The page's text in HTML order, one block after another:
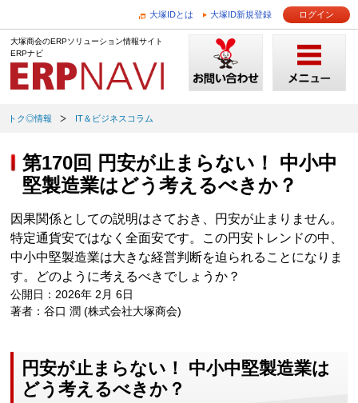
大塚IDとは 大塚ID新規登録 ログイン
大塚商会のERPソリューション情報サイト
ERPナビ
トク◎情報 IT＆ビジネスコラム
第170回 円安が止まらない！ 中小中
堅製造業はどう考えるべきか？
因果関係としての説明はさておき、円安が止まりません。
特定通貨安ではなく全面安です。この円安トレンドの中、
中小中堅製造業は大きな経営判断を迫られることになりま
す。どのように考えるべきでしょうか？
公開日：2026年 2月 6日
著者：谷口 潤 (株式会社大塚商会)
円安が止まらない！ 中小中堅製造業は
どう考えるべきか？